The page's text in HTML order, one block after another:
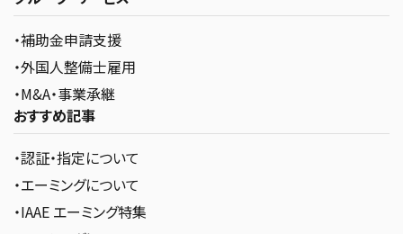
・補助金申請支援
・外国人整備士雇用
・M&A・事業承継
おすすめ記事
・認証・指定について
・エーミングについて
・IAAE エーミング特集